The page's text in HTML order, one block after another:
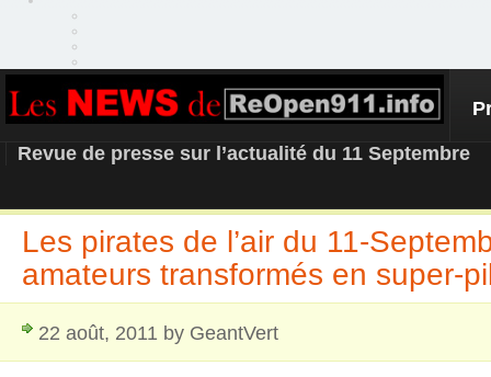
REOPEN911 – NEWS
Revue de presse sur l’actualité du 11 Septembre
Les pirates de l’air du 11-
amateurs transformés en super-
22 août, 2011 by GeantVert